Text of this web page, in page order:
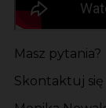
Masz pytania?
Skontaktuj